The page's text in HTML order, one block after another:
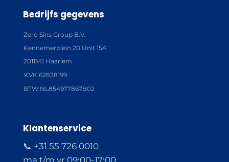
Bedrijfs gegevens
Zero Sins Group B.V.
Kennemerplein 20 Unit 15A
2011MJ Haarlem
KVK 62838199
BTW NL854977867B02
Klantenservice
📞 +31 55 726 0010